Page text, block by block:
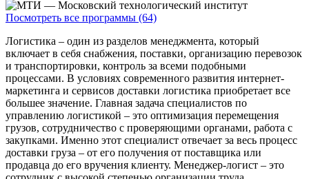
Посмотреть все программы (64)
Логистика – один из разделов менеджмента, который
включает в себя снабжения, поставки, организацию перевозок
и транспортировки, контроль за всеми подобными
процессами. В условиях современного развития интернет-
маркетинга и сервисов доставки логистика приобретает все
большее значение. Главная задача специалистов по
управлению логистикой – это оптимизация перемещения
грузов, сотрудничество с проверяющими органами, работа с
закупками. Именно этот специалист отвечает за весь процесс
доставки груза – от его получения от поставщика или
продавца до его вручения клиенту. Менеджер-логист – это